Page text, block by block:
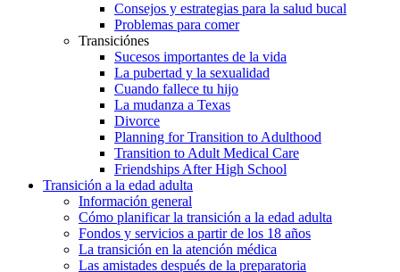
Consejos y estrategias para la salud bucal
Problemas para comer
Transiciónes
Sucesos importantes de la vida
La pubertad y la sexualidad
Cuando fallece tu hijo
La mudanza a Texas
Divorce
Planning for Transition to Adulthood
Transition to Adult Medical Care
Friendships After High School
Transición a la edad adulta
Información general
Cómo planificar la transición a la edad adulta
Fondos y servicios a partir de los 18 años
La transición en la atención médica
Las amistades después de la preparatoria